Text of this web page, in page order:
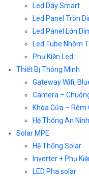
Led Dây Smart
Led Panel Tròn
Led Panel Lớn
Led Tube Nhôm
Phụ Kiện Led
Thiết Bị Thông Minh
Gateway Wifi,
Camera –
Khóa Cửa – Rèm
Hệ Thống An
Solar MPE
Hệ Thống Solar
Inverter + Phụ
LED Pha solar